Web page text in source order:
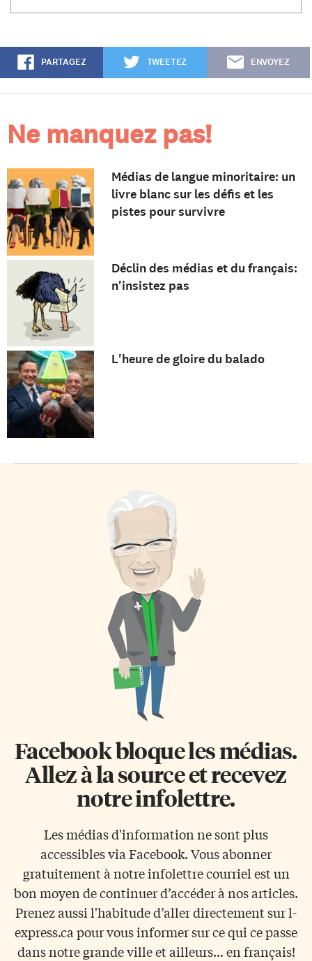
PARTAGEZ TWEETEZ ENVOYEZ
Ne manquez pas!
Médias de langue minoritaire: un
livre blanc sur les défis et les
pistes pour survivre
Déclin des médias et du français:
n'insistez pas
L'heure de gloire du balado
Facebook bloque les médias.
Allez à la source et recevez
notre infolettre.
Les médias d'information ne sont plus
accessibles via Facebook. Vous abonner
gratuitement à notre infolettre courriel est un
bon moyen de continuer d’accéder à nos articles.
Prenez aussi l'habitude d’aller directement sur l-
express.ca pour vous informer sur ce qui ce passe
dans notre grande ville et ailleurs... en français!